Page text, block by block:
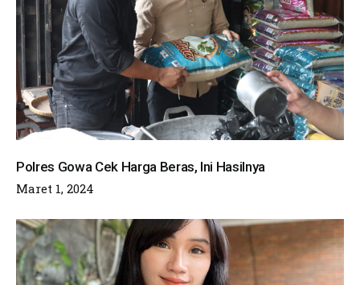
Polres Gowa Cek Harga Beras, Ini Hasilnya
Maret 1, 2024